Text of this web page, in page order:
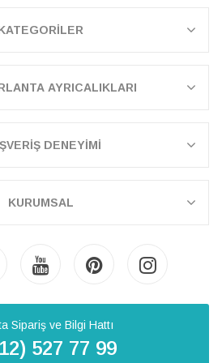
AYRICALIKLARI
DENEYİMİ
KURUMSAL
Sipariş ve Bilgi Hattı
527 77 99